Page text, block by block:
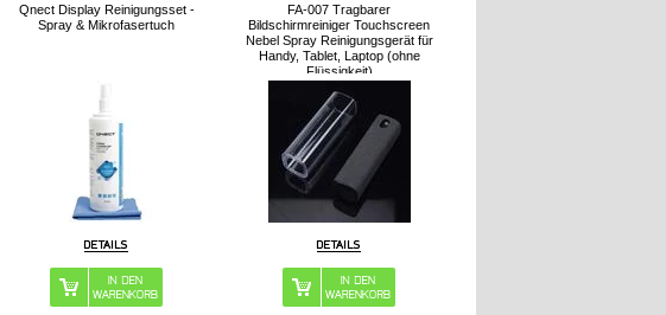
Qnect Display Reinigungsset -
Spray & Mikrofasertuch
FA-007 Tragbarer
Bildschirmreiniger Touchscreen
Nebel Spray Reinigungsgerät für
Handy, Tablet, Laptop (ohne
Flüssigkeit)